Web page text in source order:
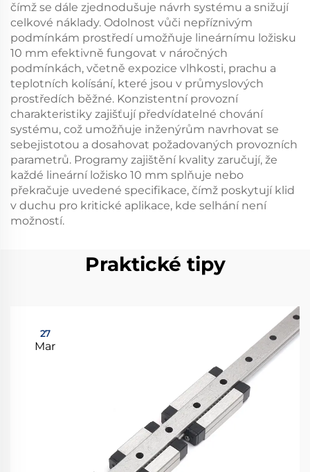
čímž se dále zjednodušuje návrh systému a snižují
celkové náklady. Odolnost vůči nepříznivým
podmínkám prostředí umožňuje lineárnímu ložisku
10 mm efektivně fungovat v náročných
podmínkách, včetně expozice vlhkosti, prachu a
teplotních kolísání, které jsou v průmyslových
prostředích běžné. Konzistentní provozní
charakteristiky zajišťují předvídatelné chování
systému, což umožňuje inženýrům navrhovat se
sebejistotou a dosahovat požadovaných provozních
parametrů. Programy zajištění kvality zaručují, že
každé lineární ložisko 10 mm splňuje nebo
překračuje uvedené specifikace, čímž poskytují klid
v duchu pro kritické aplikace, kde selhání není
možností.
Praktické tipy
27
Mar